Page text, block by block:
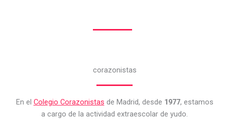
corazonistas
En el Colegio Corazonistas de Madrid, desde 1977, estamos
a cargo de la actividad extraescolar de yudo.